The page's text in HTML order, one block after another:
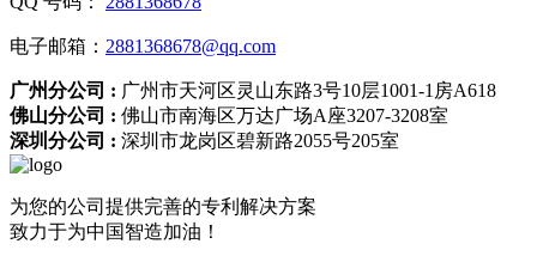
电子邮箱： 2881368678@qq.com
广州分公司 : 广州市天河区灵山东路3号10层1001-1房A618
佛山分公司 : 佛山市南海区万达广场A座3207-3208室
深圳分公司 : 深圳市龙岗区碧新路2055号205室
为您的公司提供完善的专利解决方案
致力于为中国智造加油！